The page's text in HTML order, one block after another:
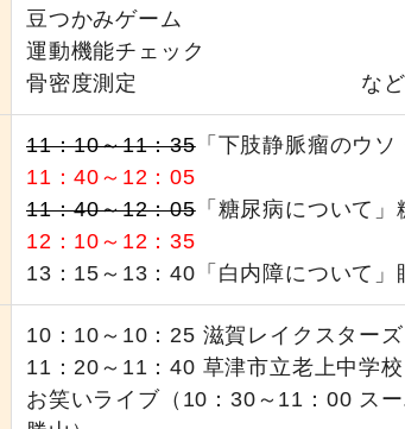
豆つかみゲーム
運動機能チェック
骨密度測定 など
11：10～11：35「下肢静脈瘤のウ
11：40～12：05
11：40～12：05「糖尿病について
12：10～12：35
13：15～13：40「白内障について
10：10～10：25 滋賀レイクスター
11：20～11：40 草津市立老上中
お笑いライブ（10：30～11：00 ス